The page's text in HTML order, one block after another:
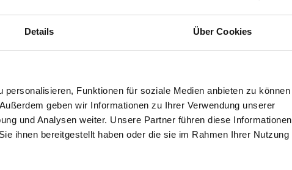
Details Über Cookies
Funktionen für soziale Medien anbieten zu können
geben wir Informationen zu Ihrer Verwendung unserer
und Analysen weiter. Unsere Partner führen diese Informationen
ihnen bereitgestellt haben oder die sie im Rahmen Ihrer Nutzung